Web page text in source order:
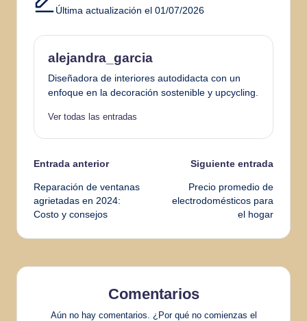
Última actualización el 01/07/2026
alejandra_garcia
Diseñadora de interiores autodidacta con un
enfoque en la decoración sostenible y upcycling.
Ver todas las entradas
Navegación
de
entradas
Entrada anterior
Reparación de ventanas
agrietadas en 2024:
Costo y consejos
Siguiente entrada
Precio promedio de
electrodomésticos para
el hogar
Comentarios
Aún no hay comentarios. ¿Por qué no comienzas el